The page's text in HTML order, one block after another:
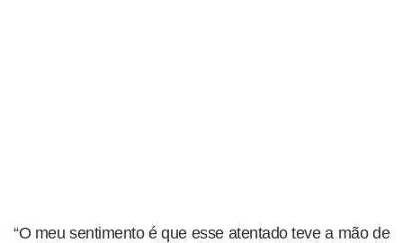
“O meu sentimento é que esse atentado teve a mão de